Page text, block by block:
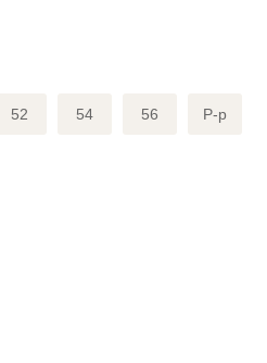
52 54 56 Р-р